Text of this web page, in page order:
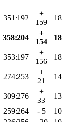
351:192
+
159
18
358:204
+
154
18
353:197
+
156
18
274:253
+
21
14
309:276
+
33
13
259:264 - 5
10